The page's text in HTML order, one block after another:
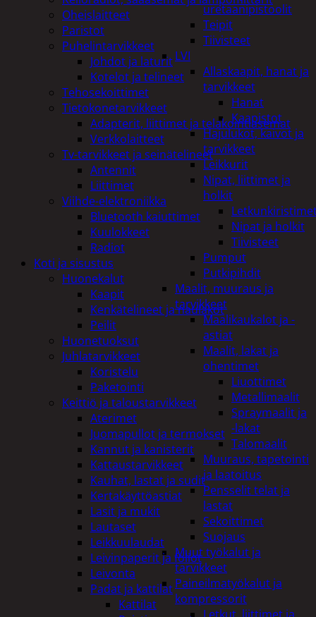
uretaanipistoolit
Teipit
Tiivisteet
LVI
Allaskaapit, hanat ja
tarvikkeet
Hanat
Kaapistot
Hajulukot, kaivot ja
tarvikkeet
Leikkurit
Nipat, liittimet ja
holkit
Nipat ja holkit
Tiivisteet
Pumput
Putkipihdit
Maalit, muuraus ja
tarvikkeet
Maalikaukalot ja -
astiat
Maalit, lakat ja
ohentimet
Liuottimet
Metallimaalit
Spraymaalit ja
-lakat
Talomaalit
Muuraus, tapetointi
ja laatoitus
Pensselit telat ja
lastat
Sekoittimet
Suojaus
Muut työkalut ja
tarvikkeet
Paineilmatyökalut ja
kompressorit
Oheislaitteet
Paristot
Puhelintarvikkeet
Johdot ja laturit
Kotelot ja telineet
Tehosekoittimet
Tietokonetarvikkeet
Adapterit, liittimet ja telakointiasemat
Verkkolaitteet
Tv-tarvikkeet ja seinätelineet
Antennit
Liittimet
Viihde-elektroniikka
Bluetooth kaiuttimet
Kuulokkeet
Radiot
Koti ja sisustus
Huonekalut
Kaapit
Kenkätelineet ja naulakot
Peilit
Huonetuoksut
Juhlatarvikkeet
Koristelu
Paketointi
Keittiö ja taloustarvikkeet
Aterimet
Juomapullot ja termokset
Kannut ja kanisterit
Kattaustarvikkeet
Kauhat, lastat ja sudit
Kertakäyttöastiat
Lasit ja mukit
Lautaset
Leikkuulaudat
Leivinpaperit ja foliot
Leivonta
Padat ja kattilat
Kattilat